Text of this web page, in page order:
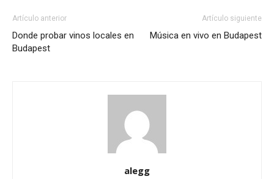
Artículo anterior
Donde probar vinos locales en
Budapest
Artículo siguiente
Música en vivo en Budapest
alegg